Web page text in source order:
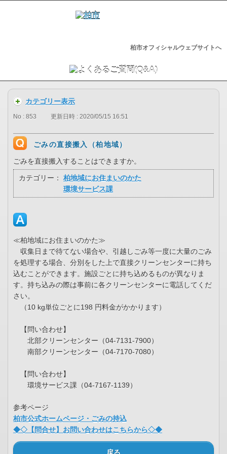
柏市オフィシャルウェブサイトへ
カテゴリー表示
No : 853 更新日時 : 2020/05/15 16:51
ごみの直接搬入（柏地域）
ごみを直接搬入することはできますか。
カテゴリー：
柏地域にお住まいのかた
環境サービス課
≪柏地域にお住まいのかた≫
収集日まで待てない場合や、引越しごみ等一度に大量のごみ
を処理する場合、分別をした上で直接クリーンセンターに持ち
込むことができます。施設ごとに持ち込めるものが異なりま
す。持ち込みの際は事前に各クリーンセンターに電話してくだ
さい。
（10 kg単位ごとに198 円料金がかかります）
【問い合わせ】
北部クリーンセンター（04-7131-7900）
南部クリーンセンター（04-7170-7080）
【問い合わせ】
環境サービス課（04-7167-1139）
参考ページ
柏市公式ホームページ・ごみの持込
◆◇【問合せ】お問い合わせはこちらから◇◆
戻る